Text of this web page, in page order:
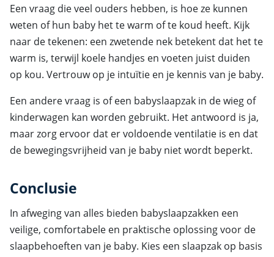
Een vraag die veel ouders hebben, is hoe ze kunnen
weten of hun baby het te warm of te koud heeft. Kijk
naar de tekenen: een zwetende nek betekent dat het te
warm is, terwijl koele handjes en voeten juist duiden
op kou. Vertrouw op je intuïtie en je kennis van je baby.
Een andere vraag is of een babyslaapzak in de wieg of
kinderwagen kan worden gebruikt. Het antwoord is ja,
maar zorg ervoor dat er voldoende ventilatie is en dat
de bewegingsvrijheid van je baby niet wordt beperkt.
Conclusie
In afweging van alles bieden babyslaapzakken een
veilige, comfortabele en praktische oplossing voor de
slaapbehoeften van je baby. Kies een slaapzak op basis